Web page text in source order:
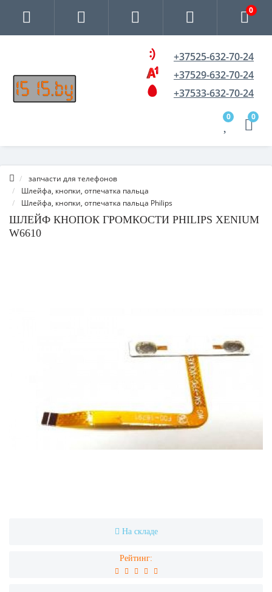
0
+37525-632-70-24
+37529-632-70-24
+37533-632-70-24
0 0
запчасти для телефонов
Шлейфа, кнопки, отпечатка пальца
Шлейфа, кнопки, отпечатка пальца Philips
ШЛЕЙФ КНОПОК ГРОМКОСТИ PHILIPS XENIUM
W6610
На складе
Рейтинг: